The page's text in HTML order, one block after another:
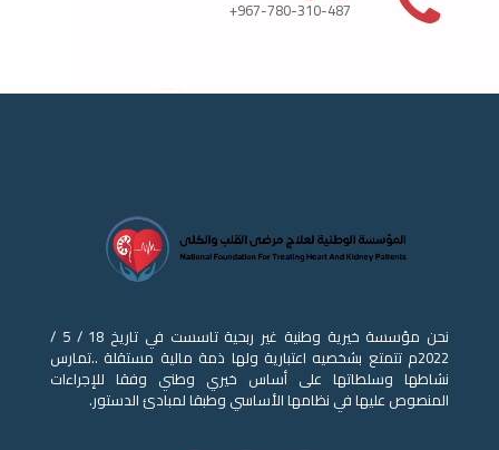
967-780-310-487+
نحن مؤسسة خيرية وطنية غير ربحية تاسست في تاريخ 18 / 5 /
2022م تتمتع بشخصيه اعتبارية ولها ذمة مالية مستقلة ..تمارس
نشاطها وسلطاتها على أساس خيري وطني وفقا للإجراءات
المنصوص عليها في نظامها الأساسي وطبقا لمبادئ الدستور.